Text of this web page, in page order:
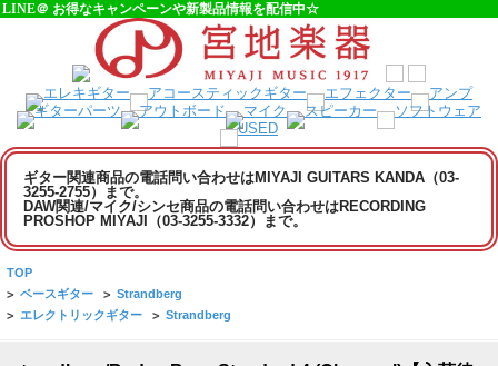
LINE＠ お得なキャンペーンや新製品情報を配信中☆
ギター関連商品の電話問い合わせはMIYAJI GUITARS KANDA（03-
3255-2755）まで。
DAW関連/マイク/シンセ商品の電話問い合わせはRECORDING
PROSHOP MIYAJI（03-3255-3332）まで。
TOP
> ベースギター > Strandberg
> エレクトリックギター > Strandberg